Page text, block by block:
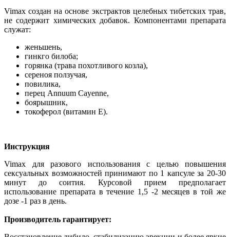
Vimax создан на основе экстрактов целебных тибетских трав,
не содержит химических добавок. Компонентами препарата
служат:
женьшень,
гинкго билоба;
горянка (трава похотливого козла),
сереноя ползучая,
повилика,
перец Аnnuum Cayenne,
боярышник,
токоферол (витамин Е).
Инструкция
Vimax для разового использования с целью повышения
сексуальных возможностей принимают по 1 капсуле за 20-30
минут до соития. Курсовой прием предполагает
использование препарата в течение 1,5 -2 месяцев в той же
дозе -1 раз в день.
Производитель гарантирует: